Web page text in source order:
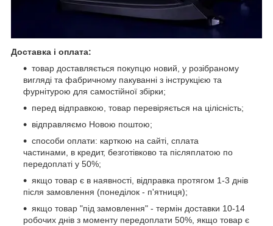
Доставка і оплата:
товар доставляється покупцю новий, у розібраному
вигляді та фабричному пакуванні з інструкцією та
фурнітурою для самостійної збірки;
перед відправкою, товар перевіряється на цілісність;
відправляємо Новою поштою;
способи оплати: карткою на сайті, сплата
частинами, в кредит, безготівково та післяплатою по
передоплаті у 50%;
якщо товар є в наявності, відправка протягом 1-3 днів
після замовлення (понеділок - п'ятниця);
якщо товар "під замовлення" - термін доставки 10-14
робочих днів з моменту передоплати 50%, якщо товар є